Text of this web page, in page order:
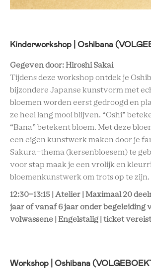
Kinderworkshop | Oshibana
Gegeven door: Hiroshi Sakai
Tijdens deze workshop ontdek je
bijzondere Japanse kunstvorm met
bloemen worden eerst gedroogd en
ze heel lang mooi blijven. “Oshi”
“Bana” betekent bloem. Met deze
een eigen kunstwerk maken door je
Sakura-thema (kersenbloesem) te
voor stap maak je een vrolijk en
bloemenkunstwerk om trots op te zijn.
12:30-13:15 | Atelier | Maximaal 20
jaar of vanaf 6 jaar onder begeleiding
volwassene | Engelstalig | ticket
Workshop | Oshibana